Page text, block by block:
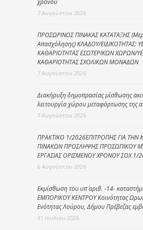
7 Αυγούστου 2026
ΠΡΟΣΩΡΙΝΟΣ ΠΙΝΑΚΑΣ ΚΑΤΑΤΑΞΗΣ
Απασχόλησης) ΚΛΑΔΟΥ/ΕΙΔΙΚΟΤΗΤΑΣ:
ΚΑΘΑΡΙΟΤΗΤΑΣ ΕΣΩΤΕΡΙΚΩΝ ΧΩΡΩΝ/
ΚΑΘΑΡΙΟΤΗΤΑΣ ΣΧΟΛΙΚΩΝ ΜΟΝΑΔΩΝ
7 Αυγούστου 2026
Διακήρυξη δημοπρασίας μίσθωσης
λειτουργία χώρου μεταφόρτωσης της
7 Αυγούστου 2026
ΠΡΑΚΤΙΚΟ 1/2026ΕΠΙΤΡΟΠΗΣ ΓΙΑ ΤΗΝ
ΠΙΝΑΚΩΝ ΠΡΟΣΛΗΨΗΣ ΠΡΟΣΩΠΙΚΟΥ
ΕΡΓΑΣΙΑΣ ΟΡΙΣΜΕΝΟΥ ΧΡΟΝΟΥ ΣΟΧ 1/
6 Αυγούστου 2026
Εκμίσθωση του υπ΄ αριθ. -14-
ΕΜΠΟΡΙΚΟΥ ΚΕΝΤΡΟΥ Κοινότητας
Ενότητας Λούρου, Δήμου Πρέβεζας
31 Ιουλίου 2026